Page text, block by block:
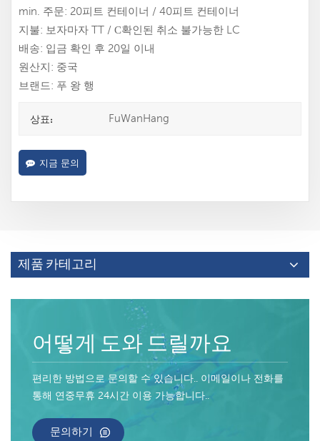
min. 주문: 20피트 컨테이너 / 40피트 컨테이너
지불: 보자마자 TT / С확인된 취소 불가능한 LC
배송: 입금 확인 후 20일 이내
원산지: 중국
브랜드: 푸 왕 행
상표: FuWanHang
지금 문의
제품 카테고리
어떻게 도와 드릴까요
편리한 방법으로 문의할 수 있습니다.. 이메일이나 전화를
통해 연중무휴 24시간 이용 가능합니다..
문의하기